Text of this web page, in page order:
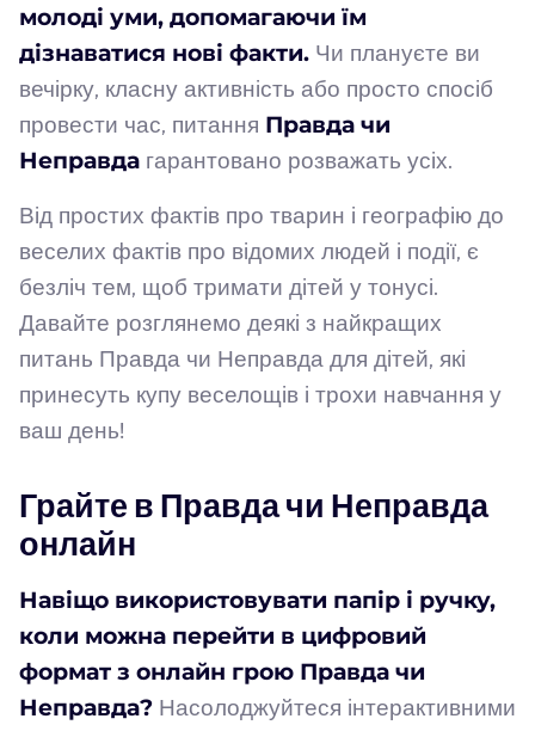
молоді уми, допомагаючи їм
дізнаватися нові факти. Чи плануєте ви
вечірку, класну активність або просто спосіб
провести час, питання Правда чи
Неправда гарантовано розважать усіх.
Від простих фактів про тварин і географію до
веселих фактів про відомих людей і події, є
безліч тем, щоб тримати дітей у тонусі.
Давайте розглянемо деякі з найкращих
питань Правда чи Неправда для дітей, які
принесуть купу веселощів і трохи навчання у
ваш день!
Грайте в Правда чи Неправда
онлайн
Навіщо використовувати папір і ручку,
коли можна перейти в цифровий
формат з онлайн грою Правда чи
Неправда? Насолоджуйтеся інтерактивними